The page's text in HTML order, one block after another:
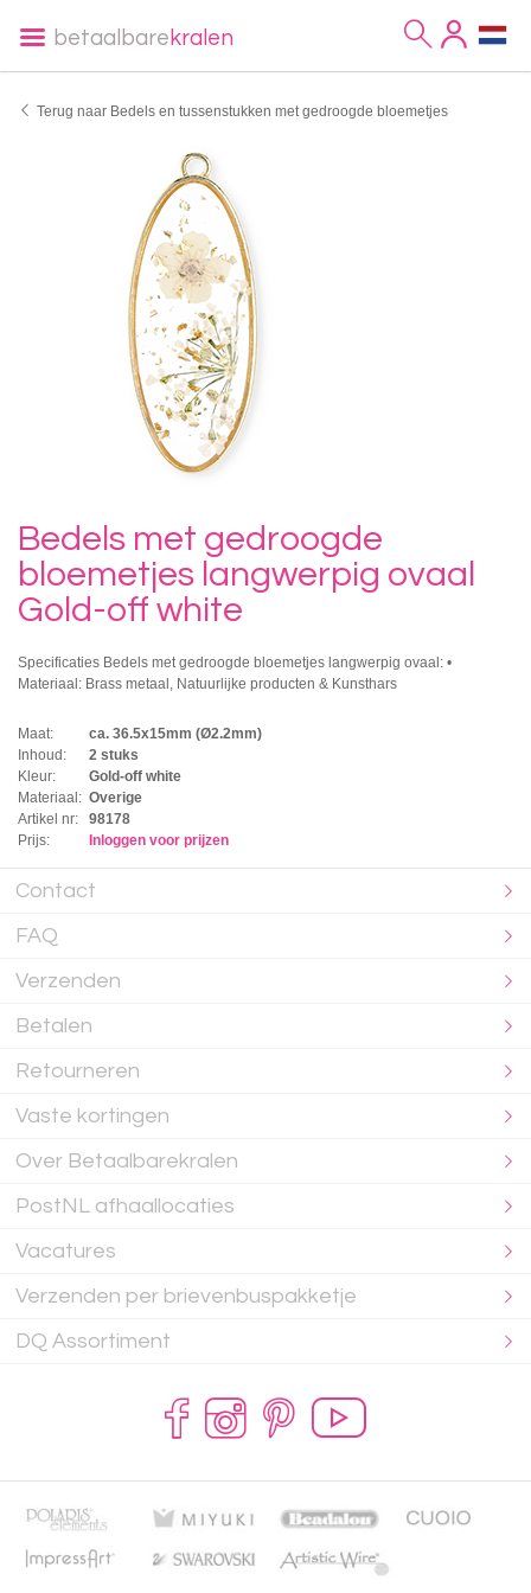
betaalbare kralen
Terug naar Bedels en tussenstukken met gedroogde bloemetjes
Bedels met gedroogde
bloemetjes langwerpig ovaal
Gold-off white
Specificaties Bedels met gedroogde bloemetjes langwerpig ovaal: •
Materiaal: Brass metaal, Natuurlijke producten & Kunsthars
Maat:
ca. 36.5x15mm (Ø2.2mm)
Inhoud:
2 stuks
Kleur:
Gold-off white
Materiaal: Overige
Artikel nr:
98178
Prijs:
Inloggen voor prijzen
Contact
FAQ
Verzenden
Betalen
Retourneren
Vaste kortingen
Over Betaalbarekralen
PostNL afhaallocaties
Vacatures
Verzenden per brievenbuspakketje
DQ Assortiment